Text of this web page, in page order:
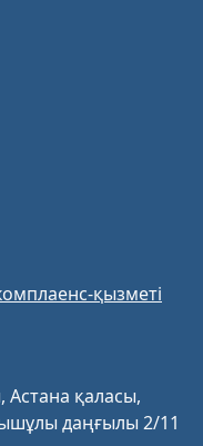
қызметі
Астана қаласы,
даңғылы 2/11